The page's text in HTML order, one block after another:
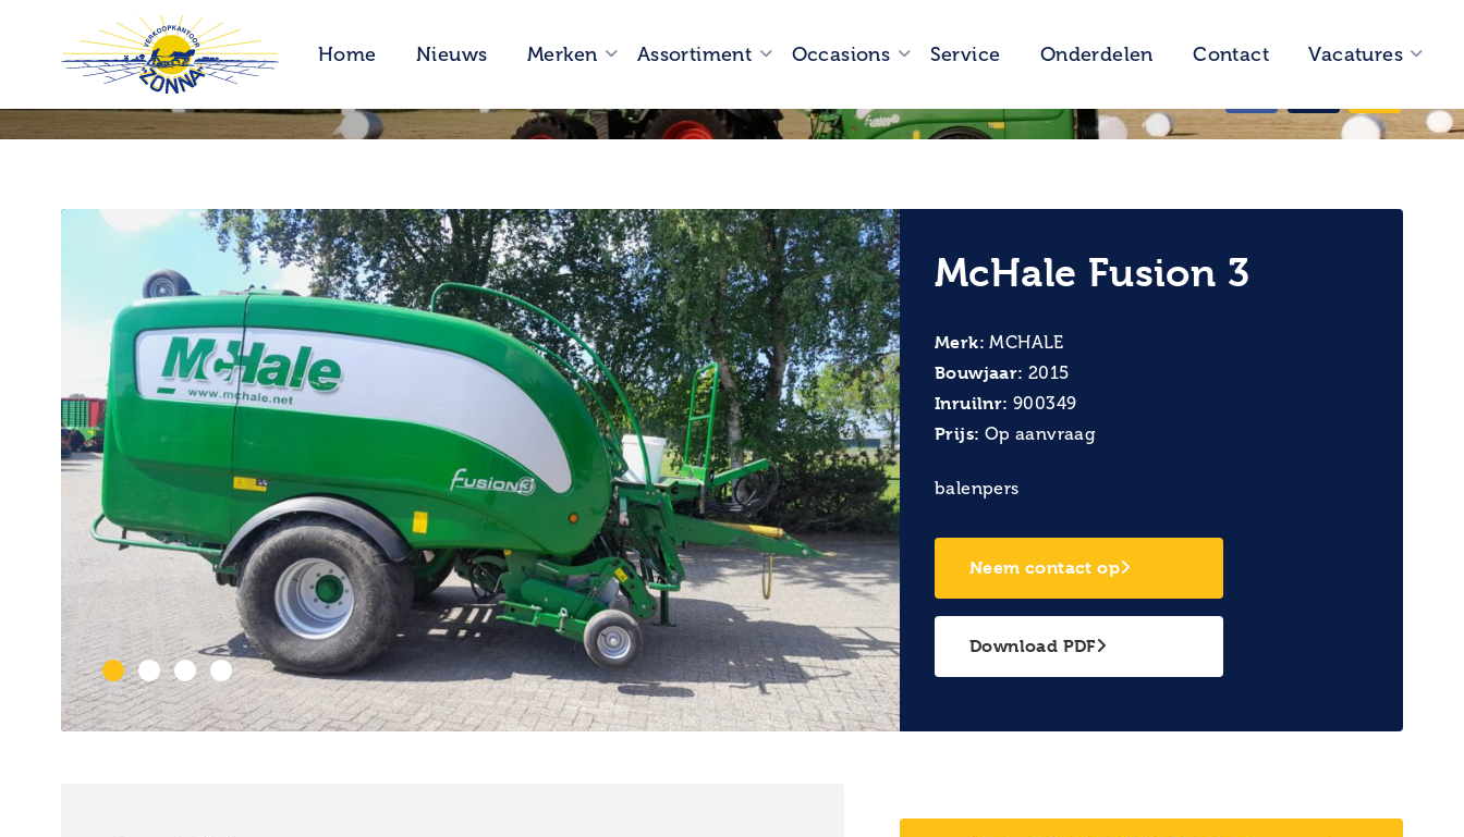
Home Nieuws Merken Assortiment Occasions Service Onderdelen Contact Vacatures
Vragen?0593 58 24 44
McHale Fusion 3
Merk: MCHALE
Bouwjaar: 2015
Inruilnr: 900349
Prijs: Op aanvraag
balenpers
Neem contact op
Download PDF